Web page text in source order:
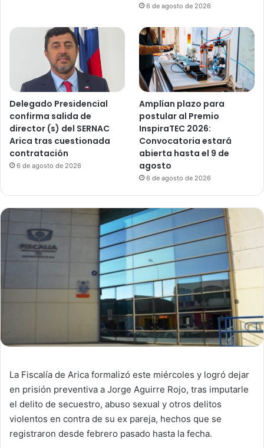
La Fiscalía de Arica formalizó este miércoles y logró dejar
en prisión preventiva a Jorge Aguirre Rojo, tras imputarle
el delito de secuestro, abuso sexual y otros delitos
violentos en contra de su ex pareja, hechos que se
registraron desde febrero pasado hasta la fecha.
6 de agosto de 2026
Delegado Presidencial
confirma salida de
director (s) del SERNAC
Arica tras cuestionada
contratación
6 de agosto de 2026
Amplían plazo para
postular al Premio
InspiraTEC 2026:
Convocatoria estará
abierta hasta el 9 de
agosto
6 de agosto de 2026